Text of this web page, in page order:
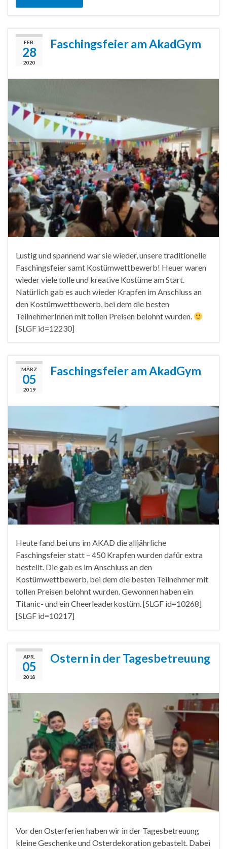
FEB.
28
2020
Faschingsfeier am AkadGym
Lustig und spannend war sie wieder, unsere traditionelle
Faschingsfeier samt Kostümwettbewerb! Heuer waren
wieder viele tolle und kreative Kostüme am Start.
Natürlich gab es auch wieder Krapfen im Anschluss an
den Kostümwettbewerb, bei dem die besten
TeilnehmerInnen mit tollen Preisen belohnt wurden.
[SLGF id=12230]
MÄRZ
05
2019
Faschingsfeier am AkadGym
Heute fand bei uns im AKAD die alljährliche
Faschingsfeier statt – 450 Krapfen wurden dafür extra
bestellt. Die gab es im Anschluss an den
Kostümwettbewerb, bei dem die besten Teilnehmer mit
tollen Preisen belohnt wurden. Gewonnen haben ein
Titanic- und ein Cheerleaderkostüm. [SLGF id=10268]
[SLGF id=10217]
APR.
05
2018
Ostern in der Tagesbetreuung
Vor den Osterferien haben wir in der Tagesbetreuung
kleine Geschenke und Osterdekoration gebastelt. Dabei